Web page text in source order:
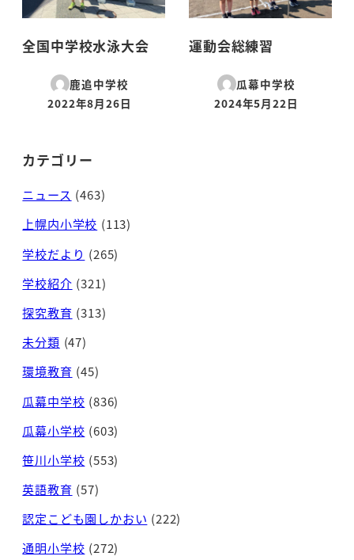
全国中学校水泳大会
鹿追中学校
投稿日
2022年8月26日
運動会総練習
瓜幕中学校
投稿日
2024年5月22日
カテゴリー
ニュース (463)
上幌内小学校 (113)
学校だより (265)
学校紹介 (321)
探究教育 (313)
未分類 (47)
環境教育 (45)
瓜幕中学校 (836)
瓜幕小学校 (603)
笹川小学校 (553)
英語教育 (57)
認定こども園しかおい (222)
通明小学校 (272)